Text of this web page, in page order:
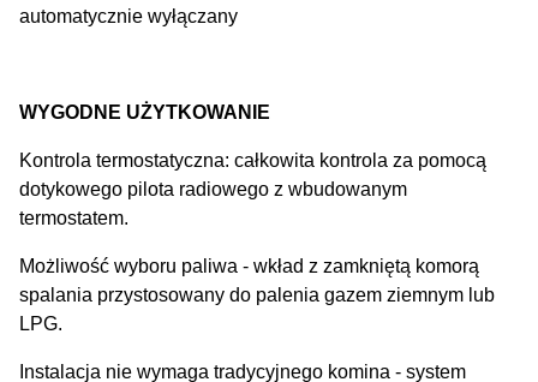
automatycznie wyłączany
WYGODNE UŻYTKOWANIE
Kontrola termostatyczna: całkowita kontrola za pomocą
dotykowego pilota radiowego z wbudowanym
termostatem.
Możliwość wyboru paliwa - wkład z zamkniętą komorą
spalania przystosowany do palenia gazem ziemnym lub
LPG.
Instalacja nie wymaga tradycyjnego komina - system